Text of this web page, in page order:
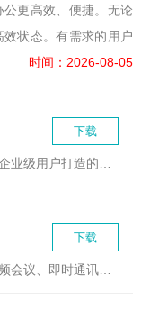
更高效、便捷。无论
状态。有需求的用户
时间：2026-08-05
下载
喔趣考勤安卓版是一款专为企业级用户打造的移动端考勤管理软件，...
下载
同程管家手机版是一款集视频会议、即时通讯、文件存储与分享等功...